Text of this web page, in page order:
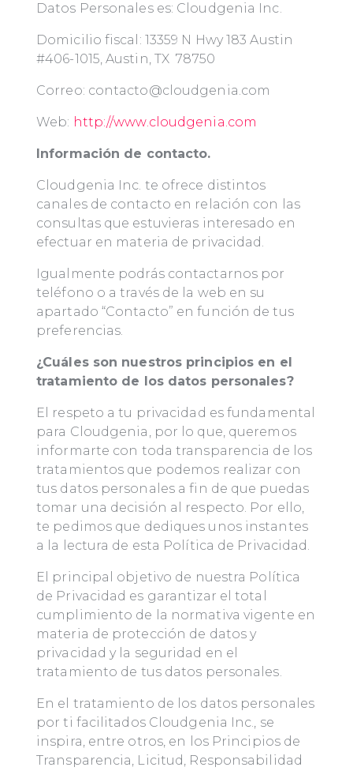
Datos Personales es: Cloudgenia Inc.
Domicilio fiscal: 13359 N Hwy 183 Austin
#406-1015, Austin, TX 78750
Correo: contacto@cloudgenia.com
Web: http://www.cloudgenia.com
Información de contacto.
Cloudgenia Inc. te ofrece distintos
canales de contacto en relación con las
consultas que estuvieras interesado en
efectuar en materia de privacidad.
Igualmente podrás contactarnos por
teléfono o a través de la web en su
apartado “Contacto” en función de tus
preferencias.
¿Cuáles son nuestros principios en el
tratamiento de los datos personales?
El respeto a tu privacidad es fundamental
para Cloudgenia, por lo que, queremos
informarte con toda transparencia de los
tratamientos que podemos realizar con
tus datos personales a fin de que puedas
tomar una decisión al respecto. Por ello,
te pedimos que dediques unos instantes
a la lectura de esta Política de Privacidad.
El principal objetivo de nuestra Política
de Privacidad es garantizar el total
cumplimiento de la normativa vigente en
materia de protección de datos y
privacidad y la seguridad en el
tratamiento de tus datos personales.
En el tratamiento de los datos personales
por ti facilitados Cloudgenia Inc., se
inspira, entre otros, en los Principios de
Transparencia, Licitud, Responsabilidad